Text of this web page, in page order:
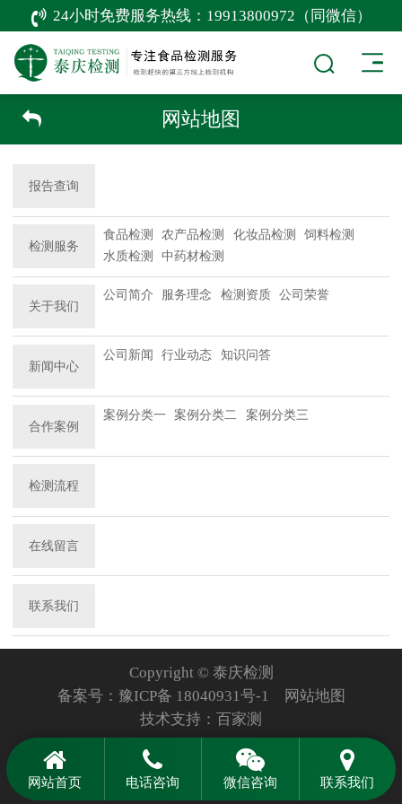
24小时免费服务热线： 19913800972（同微信）
网站地图
报告查询
检测服务
食品检测 农产品检测 化妆品检测
饲料检测
水质检测
中药材检测
关于我们
公司简介 服务理念 检测资质 公司荣誉
新闻中心
公司新闻 行业动态 知识问答
合作案例
案例分类一 案例分类二 案例分类三
检测流程
在线留言
联系我们
Copyright © 泰庆检测
备案号： 豫ICP备 18040931号-1
网站地图
技术支持： 百家测
网站首页 电话咨询 微信咨询 联系我们